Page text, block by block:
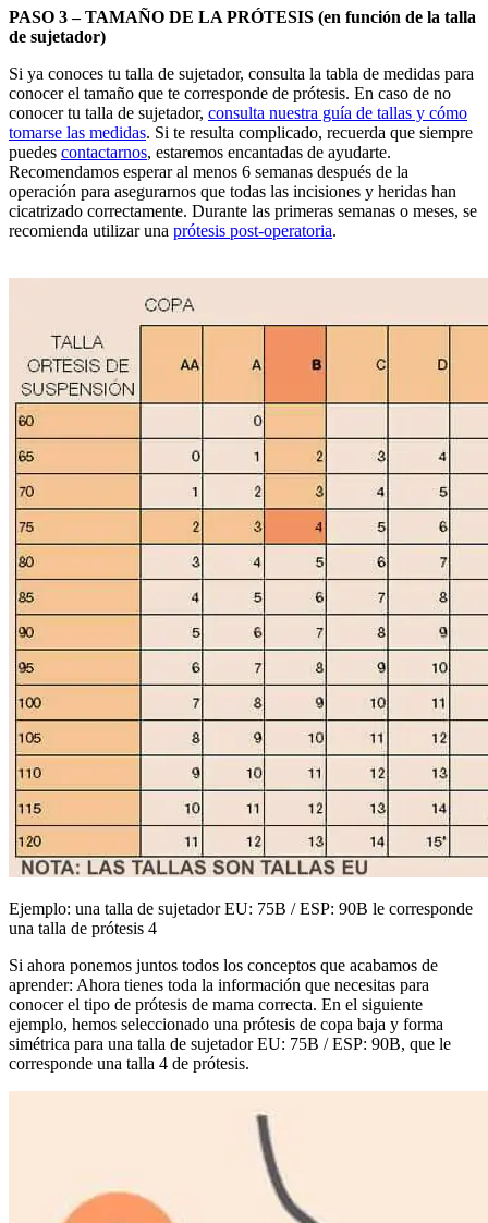
PASO 3 – TAMAÑO DE LA PRÓTESIS (en función de la talla
de sujetador)
Si ya conoces tu talla de sujetador, consulta la tabla de medidas para
conocer el tamaño que te corresponde de prótesis. En caso de no
conocer tu talla de sujetador, consulta nuestra guía de tallas y cómo
tomarse las medidas. Si te resulta complicado, recuerda que siempre
puedes contactarnos, estaremos encantadas de ayudarte.
Recomendamos esperar al menos 6 semanas después de la
operación para asegurarnos que todas las incisiones y heridas han
cicatrizado correctamente. Durante las primeras semanas o meses, se
recomienda utilizar una prótesis post-operatoria.
Ejemplo: una talla de sujetador EU: 75B / ESP: 90B le corresponde
una talla de prótesis 4
Si ahora ponemos juntos todos los conceptos que acabamos de
aprender: Ahora tienes toda la información que necesitas para
conocer el tipo de prótesis de mama correcta. En el siguiente
ejemplo, hemos seleccionado una prótesis de copa baja y forma
simétrica para una talla de sujetador EU: 75B / ESP: 90B, que le
corresponde una talla 4 de prótesis.